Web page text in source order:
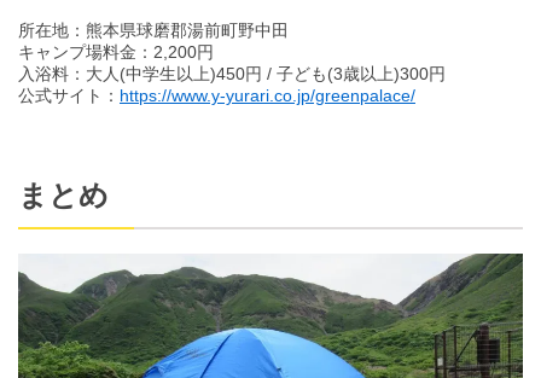
所在地：熊本県球磨郡湯前町野中田
キャンプ場料金：2,200円
入浴料：大人(中学生以上)450円 / 子ども(3歳以上)300円
公式サイト： https://www.y-yurari.co.jp/greenpalace/
まとめ